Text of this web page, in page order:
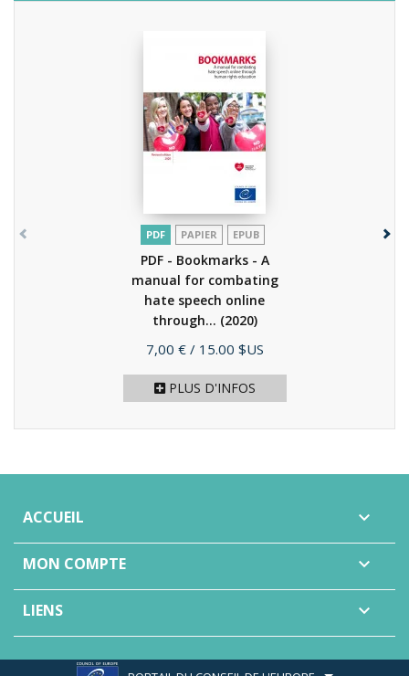
PDF PAPIER EPUB
PDF - Bookmarks - A
manual for combating
hate speech online
through... (2020)
Prix
7,00 € / 15.00 $US
PLUS D'INFOS
ACCUEIL 
MON COMPTE 
LIENS 